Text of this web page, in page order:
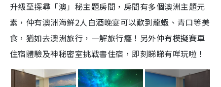
升級至探尋「澳」秘主題房間，房間有多個澳洲主題元
素，仲有澳洲海鮮2人白酒晚宴可以歎到龍蝦、青口等美
食，猶如去澳洲旅行，一解旅行癮！另外仲有模擬賽車
住宿體驗及神秘密室挑戰書住宿，即刻睇睇有咩玩啦！